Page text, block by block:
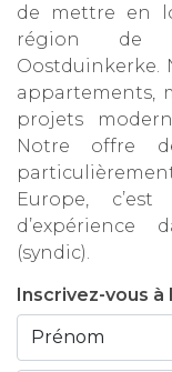
de mettre en
région de
Oostduinkerke.
appartements,
projets
Notre offre
Europe,
d’expérience
(syndic).
Inscrivez-vous